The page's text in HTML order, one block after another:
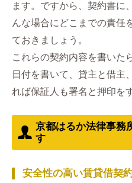
ます。ですから、契約書に
んな場合にどこまでの責任
ておきましょう。
これらの契約内容を書いた
日付を書いて、貸主と借主
れば保証人も署名と押印を
京都はるか法律事務
す
安全性の高い賃貸借契